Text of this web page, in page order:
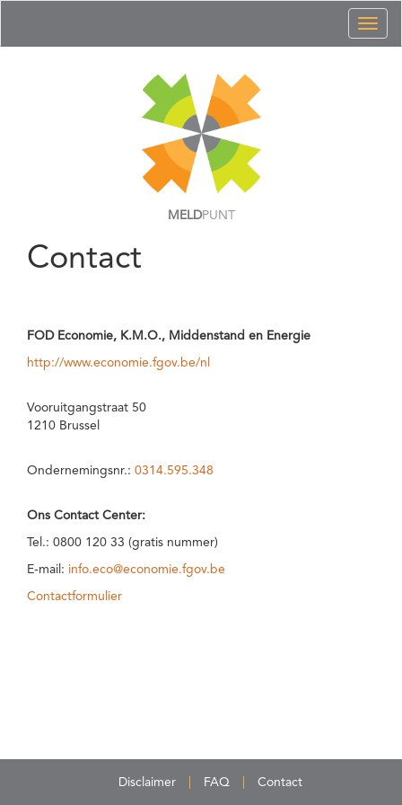
MELDPUNT
Contact
FOD Economie, K.M.O., Middenstand en Energie
http://www.economie.fgov.be/nl
Vooruitgangstraat 50
1210 Brussel
Ondernemingsnr.: 0314.595.348
Ons Contact Center:
Tel.: 0800 120 33 (gratis nummer)
E-mail: info.eco@economie.fgov.be
Contactformulier
Disclaimer FAQ Contact